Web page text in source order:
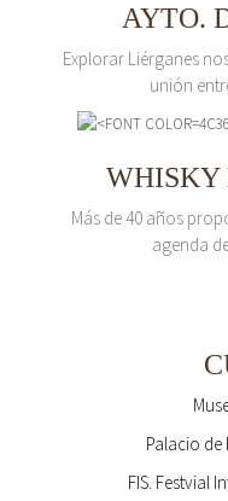
AYTO.
Explorar Liérganes
unión
WHISKY
Más de 40 años
agenda
Palacio de
FIS. Festvial